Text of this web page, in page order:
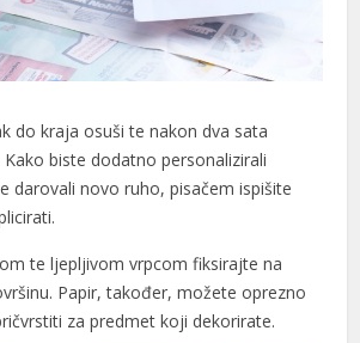
do kraja osuši te nakon dva sata
biste dodatno personalizirali
darovali novo ruho, pisačem ispišite
te ljepljivom vrpcom fiksirajte na
Papir, također, možete oprezno
za predmet koji dekorirate.